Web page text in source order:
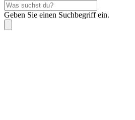
Geben Sie einen Suchbegriff ein.